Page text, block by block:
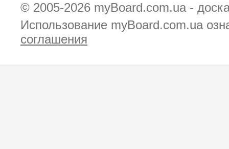
© 2005-2026 myBoard.com.ua -
Использование myBoard.com.ua
соглашения